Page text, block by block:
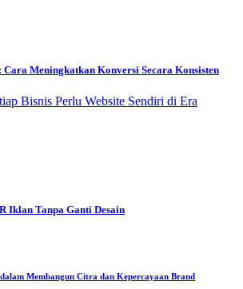
Cara Meningkatkan Konversi Secara Konsisten
Iklan Tanpa Ganti Desain
Membangun Citra dan Kepercayaan Brand